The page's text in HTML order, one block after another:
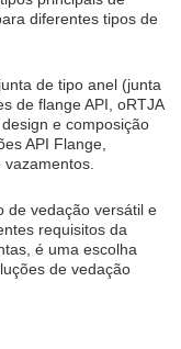
diferentes tipos de
de tipo anel (junta
de flange API, oRTJA
e composição
API Flange,
de vedação versátil e
requisitos da
é uma escolha
de vedação